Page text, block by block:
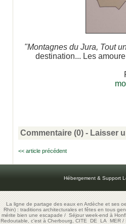
"Montagnes du Jura, Tout
destination... Les
Commentaire (0) - Laisser
<< article précédent
Hébergement & Support
La ligne de partage des eaux en Ardèche et ses
Rhin) : traditions architecturales et fêtes en tous
mérite bien une escapade/Séjour week-end à
Redoutable, c'est à Cherbourg, CITE DE LA MER/